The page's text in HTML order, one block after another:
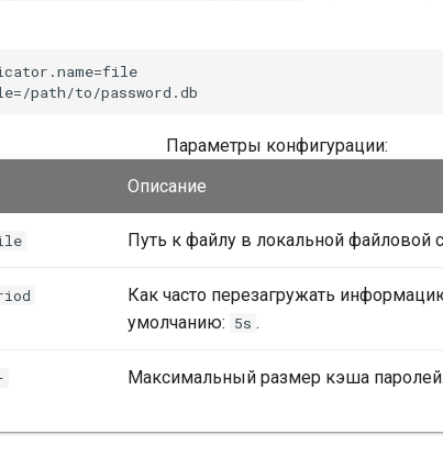
Параметры конфигурации:
Описание
Путь к файлу в локальной файловой
Как часто перезагружать
умолчанию: 5s .
Максимальный размер кэша